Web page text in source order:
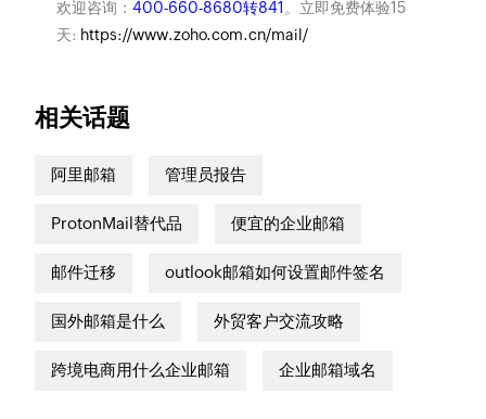
欢迎咨询： 400-660-8680转841 。立即免费体验15
天: https://www.zoho.com.cn/mail/
相关话题
阿里邮箱 管理员报告
ProtonMail替代品 便宜的企业邮箱
邮件迁移 outlook邮箱如何设置邮件签名
国外邮箱是什么 外贸客户交流攻略
跨境电商用什么企业邮箱 企业邮箱域名